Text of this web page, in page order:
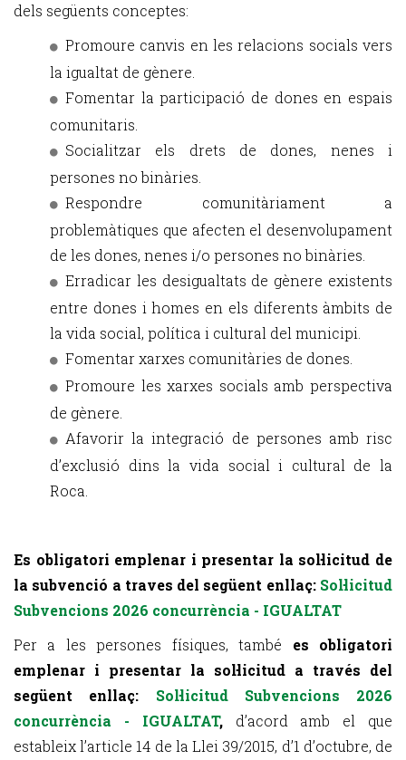
dels següents conceptes:
Promoure canvis en les relacions socials vers
la igualtat de gènere.
Fomentar la participació de dones en espais
comunitaris.
Socialitzar els drets de dones, nenes i
persones no binàries.
Respondre comunitàriament a
problemàtiques que afecten el desenvolupament
de les dones, nenes i/o persones no binàries.
Erradicar les desigualtats de gènere existents
entre dones i homes en els diferents àmbits de
la vida social, política i cultural del municipi.
Fomentar xarxes comunitàries de dones.
Promoure les xarxes socials amb perspectiva
de gènere.
Afavorir la integració de persones amb risc
d’exclusió dins la vida social i cultural de la
Roca.
Es obligatori emplenar i presentar la sol·licitud de
la subvenció a traves del següent enllaç: Sol·licitud
Subvencions 2026 concurrència - IGUALTAT
Per a les persones físiques, també es obligatori
emplenar i presentar la sol·licitud a través del
següent enllaç: Sol·licitud Subvencions 2026
concurrència - IGUALTAT, d’acord amb el que
estableix l’article 14 de la Llei 39/2015, d’1 d’octubre, de